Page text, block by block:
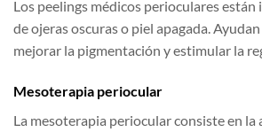
Los peelings médicos perioculares están
de ojeras oscuras o piel apagada.
mejorar la pigmentación y estimular la
Mesoterapia periocular
La mesoterapia periocular consiste en la